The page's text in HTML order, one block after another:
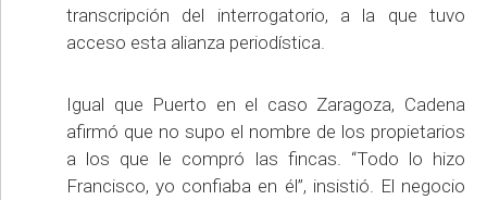
transcripción del interrogatorio, a la que tuvo
acceso esta alianza periodística.
Igual que Puerto en el caso Zaragoza, Cadena
afirmó que no supo el nombre de los propietarios
a los que le compró las fincas. “Todo lo hizo
Francisco, yo confiaba en él”, insistió. El negocio